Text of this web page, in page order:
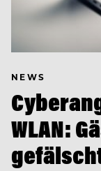
NEWS
WLAN: